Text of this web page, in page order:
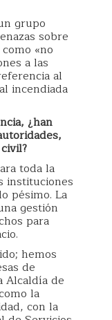
grupo
sobre
«no
a las
al
incendiada
¿han
toda la
instituciones
pésimo. La
gestión
para
hemos
de
Alcaldía de
la
con la